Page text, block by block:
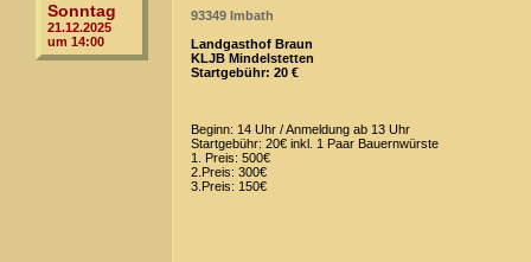
Sonntag
21.12.2025
um 14:00
93349 Imbath
Landgasthof Braun
KLJB Mindelstetten
Startgebühr: 20 €
Beginn: 14 Uhr / Anmeldung ab 13 Uhr
Startgebühr: 20€ inkl. 1 Paar Bauernwürste
1. Preis: 500€
2.Preis: 300€
3.Preis: 150€